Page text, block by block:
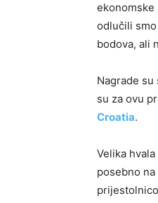
ekonomske
odlučili
bodova, ali
Nagrade
su za ovu
Croatia.
Velika
posebno